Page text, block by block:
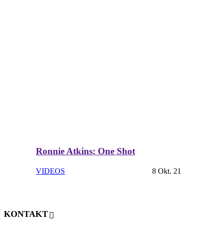
Ronnie Atkins: One Shot
VIDEOS 8 Okt. 21
KONTAKT